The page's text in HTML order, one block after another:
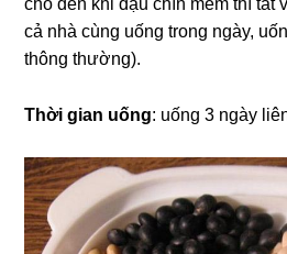
cho đến khi đậu chín mềm thì tắt
cả nhà cùng uống trong ngày,
thông thường).
Thời gian uống: uống 3 ngày